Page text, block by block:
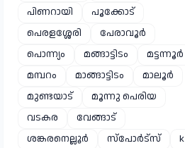
പിണറായി
പൂക്കോട്
പെരളശ്ശേരി
പേരാവൂർ
പൊന്ന്യം
മങ്ങാട്ടിടം
മട്ടന്നൂർ
മമ്പറം
മാങ്ങാട്ടിടം
മാലൂർ
മുണ്ടയാട്
മൂന്നു പെരിയ
വടകര
വേങ്ങാട്
ശങ്കരനെല്ലൂർ
സ്പോർട്സ്
k